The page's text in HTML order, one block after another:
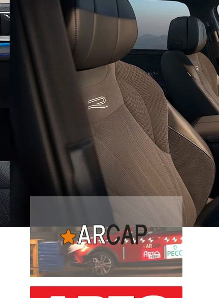
голосовании ровно такого
расклада и ожидал: как массовый
мировой продукт, RAV4 по сумме
потребительских качеств
окажется на высоте - и
комфортнее, и продуманнее (если
такое слово …
Наша экспертиза
подержанных автомобилей